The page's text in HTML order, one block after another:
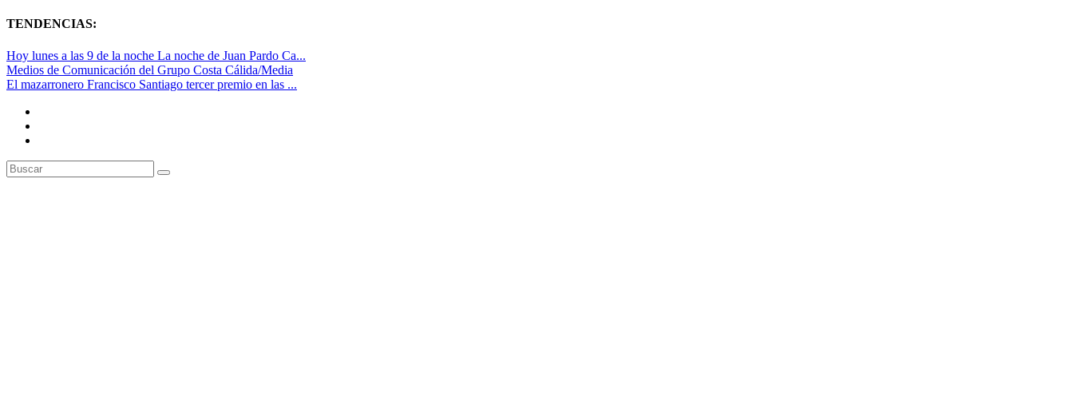
TENDENCIAS:
Hoy lunes a las 9 de la noche La noche de Juan Pardo Ca...
Medios de Comunicación del Grupo Costa Cálida/Media
El mazarronero Francisco Santiago tercer premio en las ...